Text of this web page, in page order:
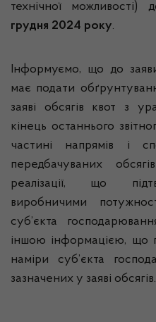
технічної можливості)
грудня 2024 року.
Інформуємо, що до
має подати
заяві обсягів квот з
кінець останнього
частині напрямів і
передбачуваних
реалізації, що
виробничими
суб’єкта
іншою інформацією, що
наміри суб’єкта
зазначених у заяві обсягів.